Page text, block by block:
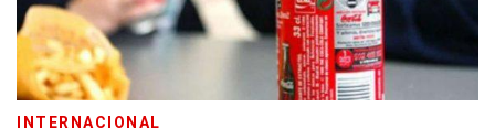
INTERNACIONAL